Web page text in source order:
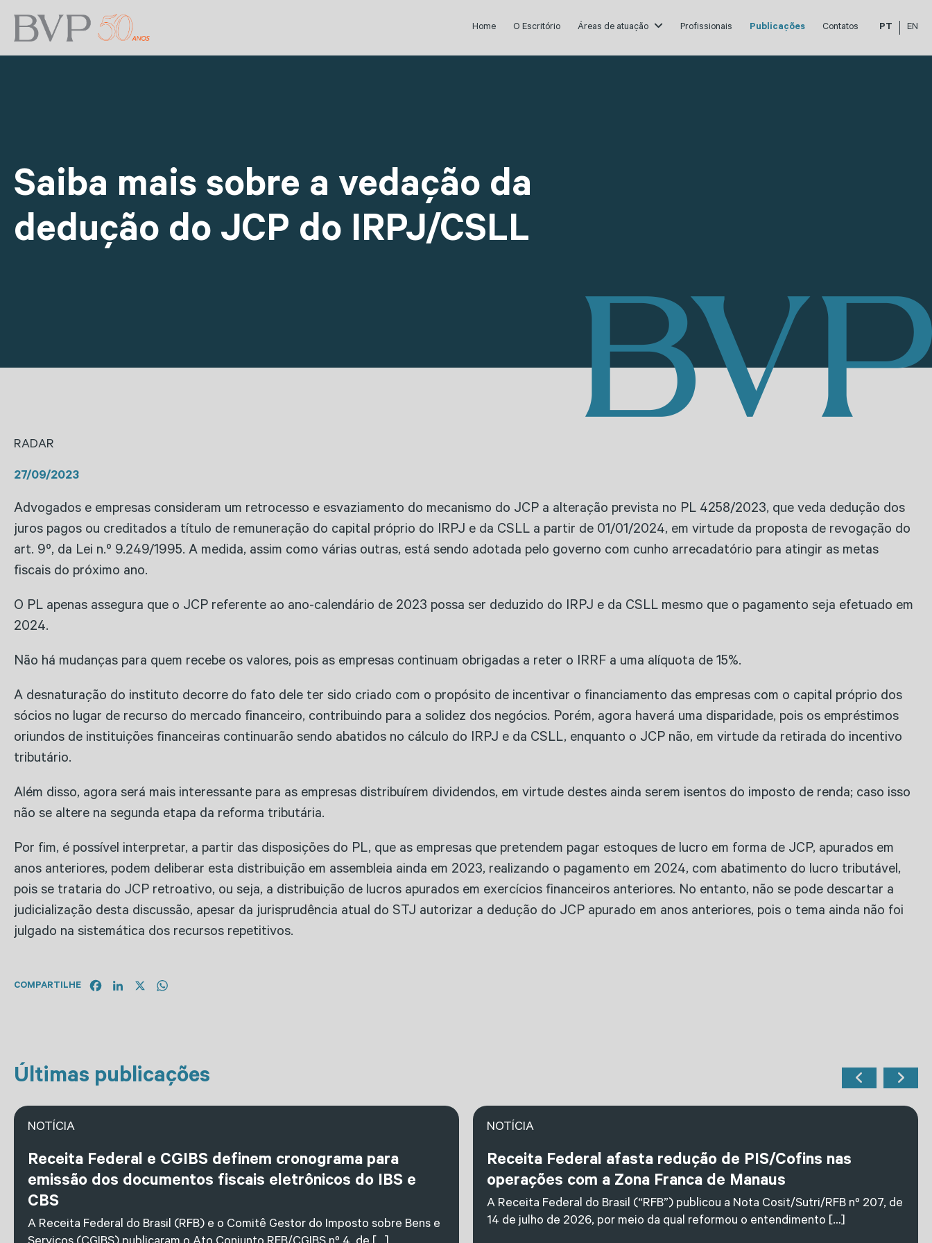
Home O Escritório Áreas de atuação Profissionais Publicações Contatos PT EN
Saiba mais sobre a vedação da
dedução do JCP do IRPJ/CSLL
RADAR
27/09/2023
Advogados e empresas consideram um retrocesso e esvaziamento do mecanismo do JCP a alteração prevista no PL 4258/2023, que veda dedução dos
juros pagos ou creditados a título de remuneração do capital próprio do IRPJ e da CSLL a partir de 01/01/2024, em virtude da proposta de revogação do
art. 9º, da Lei n.º 9.249/1995. A medida, assim como várias outras, está sendo adotada pelo governo com cunho arrecadatório para atingir as metas
fiscais do próximo ano.
O PL apenas assegura que o JCP referente ao ano-calendário de 2023 possa ser deduzido do IRPJ e da CSLL mesmo que o pagamento seja efetuado em
2024.
Não há mudanças para quem recebe os valores, pois as empresas continuam obrigadas a reter o IRRF a uma alíquota de 15%.
A desnaturação do instituto decorre do fato dele ter sido criado com o propósito de incentivar o financiamento das empresas com o capital próprio dos
sócios no lugar de recurso do mercado financeiro, contribuindo para a solidez dos negócios. Porém, agora haverá uma disparidade, pois os empréstimos
oriundos de instituições financeiras continuarão sendo abatidos no cálculo do IRPJ e da CSLL, enquanto o JCP não, em virtude da retirada do incentivo
tributário.
Além disso, agora será mais interessante para as empresas distribuírem dividendos, em virtude destes ainda serem isentos do imposto de renda; caso isso
não se altere na segunda etapa da reforma tributária.
Por fim, é possível interpretar, a partir das disposições do PL, que as empresas que pretendem pagar estoques de lucro em forma de JCP, apurados em
anos anteriores, podem deliberar esta distribuição em assembleia ainda em 2023, realizando o pagamento em 2024, com abatimento do lucro tributável,
pois se trataria do JCP retroativo, ou seja, a distribuição de lucros apurados em exercícios financeiros anteriores. No entanto, não se pode descartar a
judicialização desta discussão, apesar da jurisprudência atual do STJ autorizar a dedução do JCP apurado em anos anteriores, pois o tema ainda não foi
julgado na sistemática dos recursos repetitivos.
COMPARTILHE FacebookLinkedIn
Últimas publicações
NOTÍCIA
Receita Federal e CGIBS definem cronograma para
emissão dos documentos fiscais eletrônicos do IBS e
CBS
A Receita Federal do Brasil (RFB) e o Comitê Gestor do Imposto sobre Bens e
NOTÍCIA
Receita Federal afasta redução de PIS/Cofins nas
operações com a Zona Franca de Manaus
A Receita Federal do Brasil (“RFB”) publicou a Nota Cosit/Sutri/RFB nº 207, de
14 de julho de 2026, por meio da qual reformou o entendimento […]